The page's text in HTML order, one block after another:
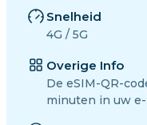
Snelheid
4G / 5G
Overige Info
De eSIM-QR-
minuten in uw e-